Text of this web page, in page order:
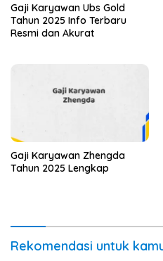
Gaji Karyawan Ubs Gold
Tahun 2025 Info Terbaru
Resmi dan Akurat
Gaji Karyawan Zhengda
Tahun 2025 Lengkap
Rekomendasi untuk